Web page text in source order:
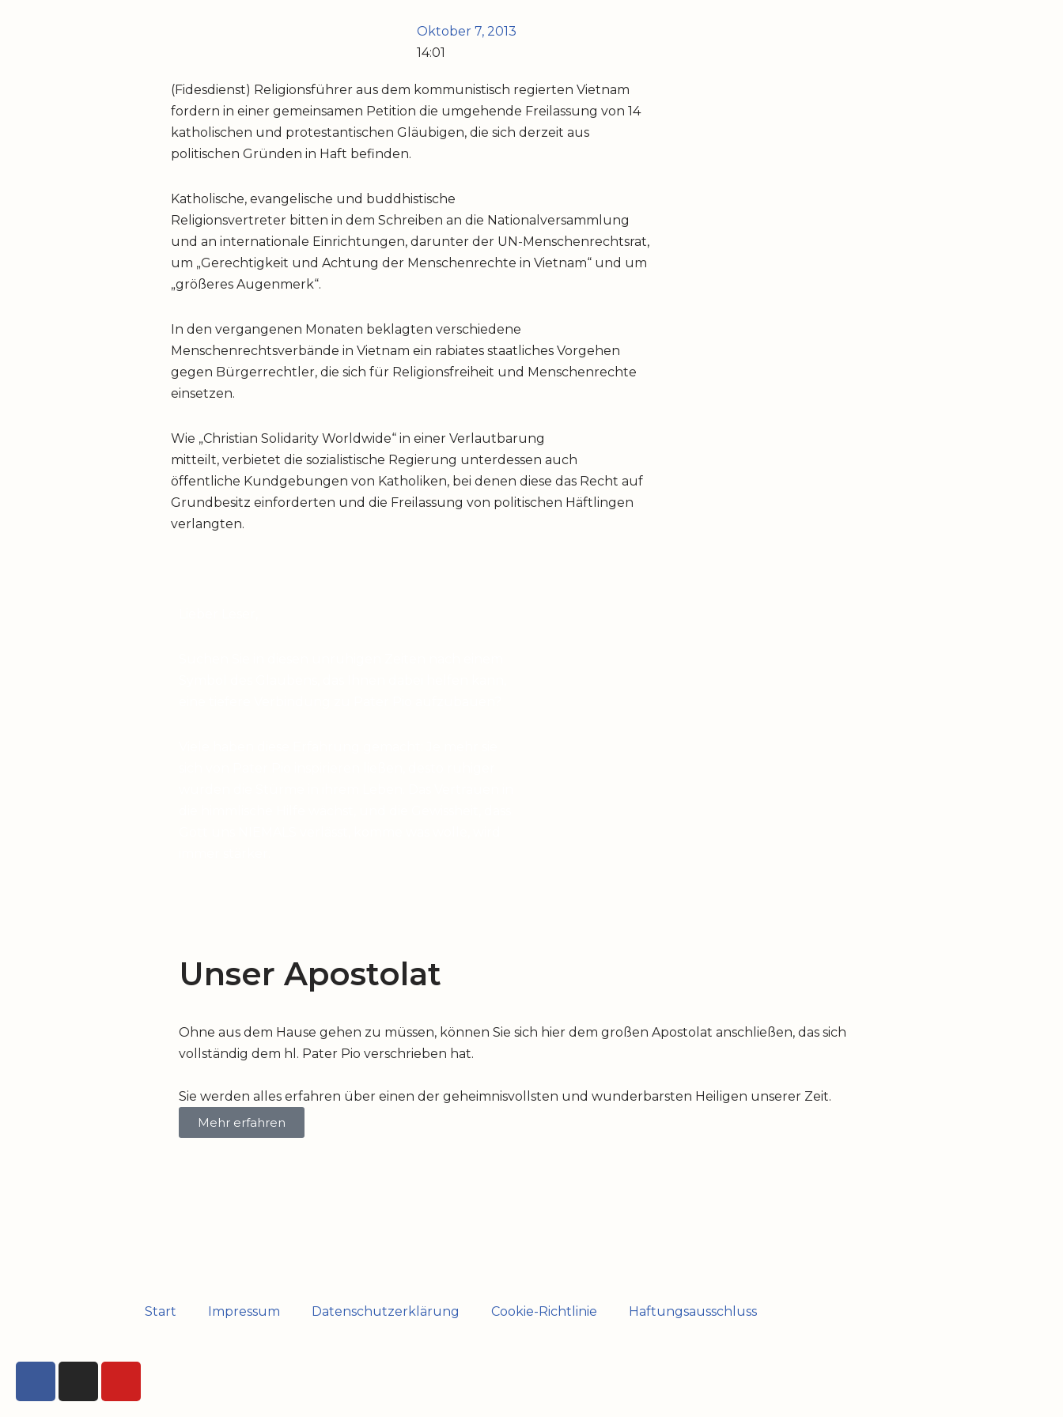
Oktober 7, 2013
14:01
(Fidesdienst) Religionsführer aus dem kommunistisch regierten Vietnam
fordern in einer gemeinsamen Petition die umgehende Freilassung von 14
katholischen und protestantischen Gläubigen, die sich derzeit aus
politischen Gründen in Haft befinden.
Katholische, evangelische und buddhistische
Religionsvertreter bitten in dem Schreiben an die Nationalversammlung
und an internationale Einrichtungen, darunter der UN-Menschenrechtsrat,
um „Gerechtigkeit und Achtung der Menschenrechte in Vietnam“ und um
„größeres Augenmerk“.
In den vergangenen Monaten beklagten verschiedene
Menschenrechtsverbände in Vietnam ein rabiates staatliches Vorgehen
gegen Bürgerrechtler, die sich für Religionsfreiheit und Menschenrechte
einsetzen.
Wie „Christian Solidarity Worldwide“ in einer Verlautbarung
mitteilt, verbietet die sozialistische Regierung unterdessen auch
öffentliche Kundgebungen von Katholiken, bei denen diese das Recht auf
Grundbesitz einforderten und die Freilassung von politischen Häftlingen
verlangten.
Unser Apostolat
Ohne aus dem Hause gehen zu müssen, können Sie sich hier dem großen Apostolat anschließen, das sich
vollständig dem hl. Pater Pio verschrieben hat.
Sie werden alles erfahren über einen der geheimnisvollsten und wunderbarsten Heiligen unserer Zeit.
Mehr erfahren
Start Impressum Datenschutzerklärung Cookie-Richtlinie Haftungsausschluss